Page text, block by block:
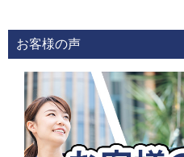
お客様の声